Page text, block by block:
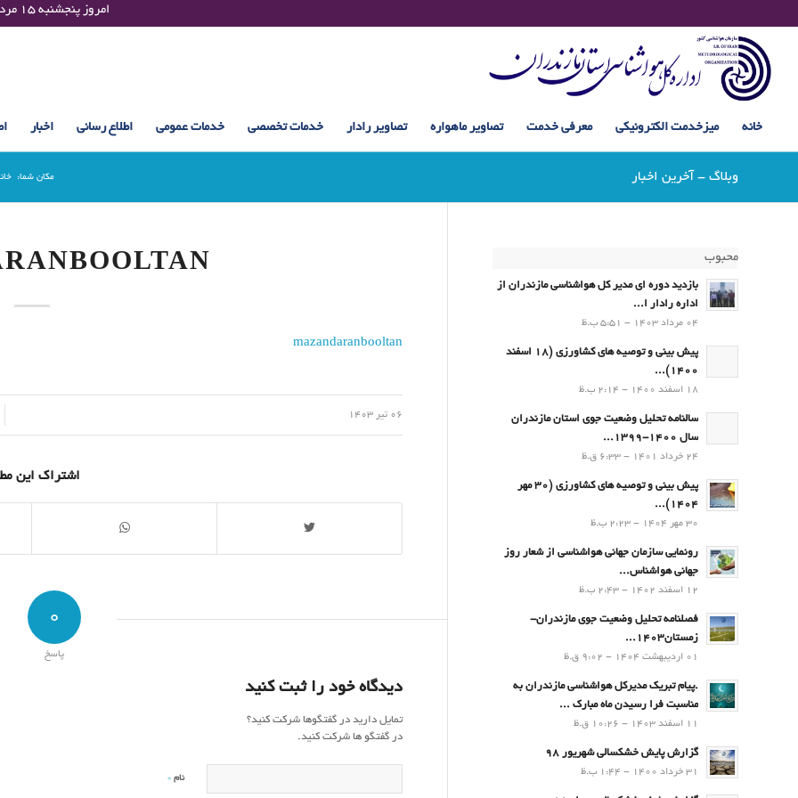
Thursday 06 August 2026 , 14:32 UTC ¤¤¤¤ امروز پنجشنبه ۱۵ مرداد ۱۴۰۵ساعت : ۱۴:۳۲
خانه میزخدمت الکترونیکی معرفی خدمت تصاویر ماهواره تصاویر رادار خدمات تخصصی خدمات عمومی اطلاع رسانی اخبار
وبلاگ - آخرین اخبار مکان شما:
mazandaranbooltan
06 تیر 1403
اشتراک این
0
پاسخ
دیدگاه خود را ثبت کنید
تمایل دارید در گفتگوها شرکت کنید؟
در گفتگو ها شرکت کنید.
نام *
محبوب
بازدید دوره ای مدیر کل هواشناسی مازندران از
اداره رادار ا...
04 مرداد 1403 - 5:51 ب.ظ
پیش بینی و توصیه های کشاورزی (18 اسفند
1400)...
18 اسفند 1400 - 2:14 ب.ظ
سالنامه تحلیل وضعیت جوی استان مازندران
سال 1400-1399...
24 خرداد 1401 - 6:33 ق.ظ
پیش بینی و توصیه های کشاورزی (30 مهر
۱۴۰۴)...
30 مهر 1404 - 2:23 ب.ظ
رونمایی سازمان جهانی هواشناسی از شعار روز
جهانی هواشناس...
12 اسفند 1402 - 2:43 ب.ظ
فصلنامه تحلیل وضعیت جوی مازندران-
زمستان۱۴۰۳...
01 اردیبهشت 1404 - 9:02 ق.ظ
.پيام تبريك مدیرکل هواشناسی مازندران به
مناسبت فرا رسيدن ماه مبارك ...
11 اسفند 1403 - 10:26 ق.ظ
گزارش پایش خشکسالی شهریور 98
31 خرداد 1400 - 1:44 ب.ظ